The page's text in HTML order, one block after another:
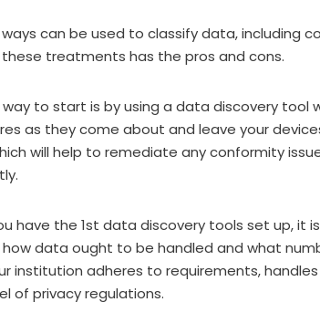
ways can be used to classify data,
these treatments has the pros and cons.
to start is by using a data discovery tool
as they come about and leave your
will help to remediate any conformity
have the 1st data discovery tools set up,
data ought to be handled and what
institution adheres to requirements,
of privacy regulations.